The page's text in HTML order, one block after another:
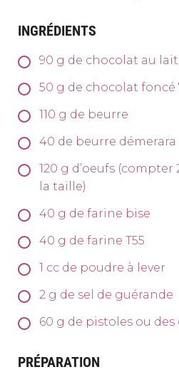
INGRÉDIENTS
90 g de chocolat au lait
50 g de chocolat foncé
110 g de beurre
40 de beurre démerara
120 g d’oeufs
la taille)
40 g de farine bise
40 g de farine T55
1 cc de poudre à lever
2 g de sel de guérande
60 g de pistoles ou
PRÉPARATION